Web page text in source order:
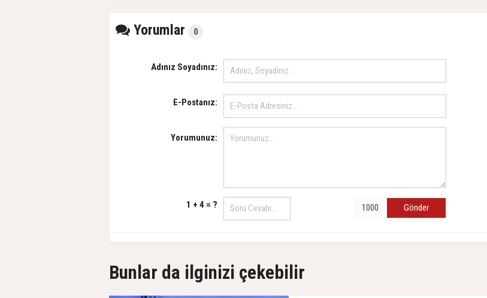
Yorumlar 0
Adınız Soyadınız:
E-Postanız:
Yorumunuz:
1 + 4 = ? Gönder
Bunlar da ilginizi çekebilir